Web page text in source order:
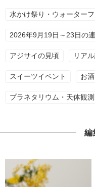
水かけ祭り・ウォーター
2026年9月19日～23日の
アジサイの見頃 リア
スイーツイベント お
プラネタリウム・天体観測
編